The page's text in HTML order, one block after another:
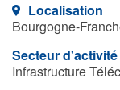
Localisation
Bourgogne-
Secteur d'activité
Infrastructure